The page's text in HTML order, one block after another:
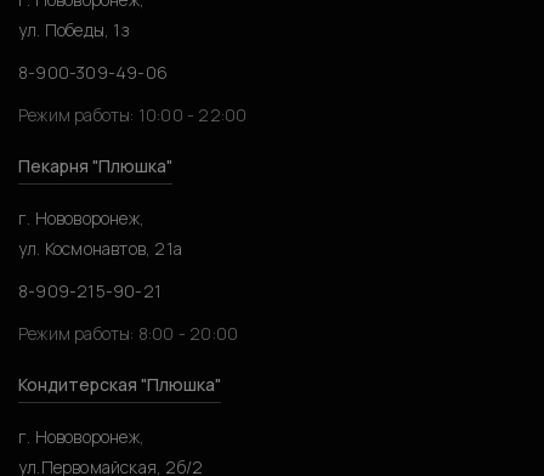
ул. Победы, 1з
8-900-309-49-06
Режим работы: 10:00 - 22:00
Пекарня "Плюшка"
г. Нововоронеж,
ул. Космонавтов, 21а
8-909-215-90-21
Режим работы: 8:00 - 20:00
Кондитерская "Плюшка"
г. Нововоронеж,
ул.Первомайская, 2б/2